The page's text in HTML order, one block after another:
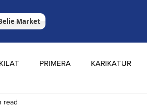
Market
KILAT PRIMERA KARIKATUR
read